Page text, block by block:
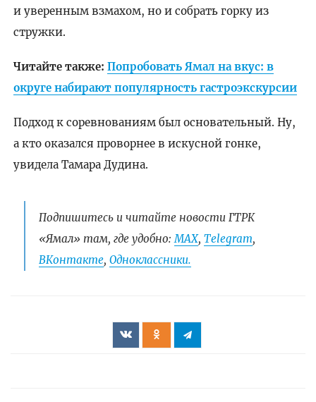
и уверенным взмахом, но и собрать горку из
стружки.
Читайте также: Попробовать Ямал на вкус: в
округе набирают популярность гастроэкскурсии
Подход к соревнованиям был основательный. Ну,
а кто оказался проворнее в искусной гонке,
увидела Тамара Дудина.
Подпишитесь и читайте новости ГТРК
«Ямал» там, где удобно:МАХ, Telegram,
ВКонтакте, Одноклассники.